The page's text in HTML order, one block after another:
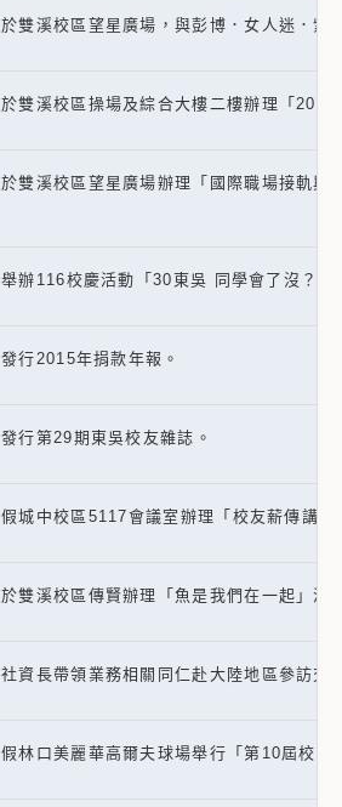
於雙溪校區望星廣場，與彭博．女人迷．
於雙溪校區操場及綜合大樓二樓辦理「
於雙溪校區望星廣場辦理「國際職場接軌與
舉辦116校慶活動「30東吳 同學會了沒？
發行2015年捐款年報。
發行第29期東吳校友雜誌。
假城中校區5117會議室辦理「校友薪傳講
於雙溪校區傳賢辦理「魚是我們在一起」活
社資長帶領業務相關同仁赴大陸地區參訪交
假林口美麗華高爾夫球場舉行「第10屆校